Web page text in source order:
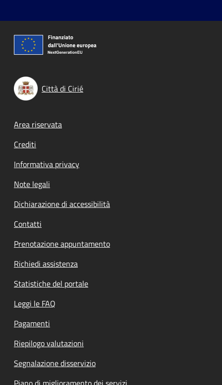
Città di Cirié
Footer menu
Area riservata
Crediti
Informativa privacy
Note legali
Dichiarazione di accessibilità
Contatti
Prenotazione appuntamento
Richiedi assistenza
Statistiche del portale
Leggi le FAQ
Pagamenti
Riepilogo valutazioni
Segnalazione disservizio